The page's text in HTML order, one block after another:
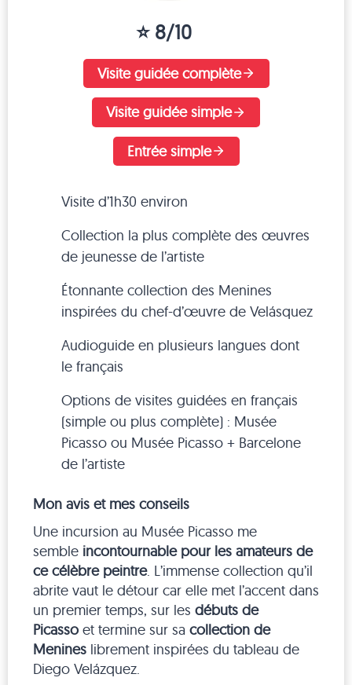
⭐ 8/10
Visite guidée complète
Visite guidée simple
Entrée simple
Visite d’1h30 environ
Collection la plus complète des œuvres
de jeunesse de l’artiste
Étonnante collection des Menines
inspirées du chef-d’œuvre de Velásquez
Audioguide en plusieurs langues dont
le français
Options de visites guidées en français
(simple ou plus complète) : Musée
Picasso ou Musée Picasso + Barcelone
de l’artiste
Mon avis et mes conseils
Une incursion au Musée Picasso me
semble incontournable pour les amateurs de
ce célèbre peintre. L’immense collection qu’il
abrite vaut le détour car elle met l’accent dans
un premier temps, sur les débuts de
Picassoet termine sur sa collection de
Menineslibrement inspirées du tableau de
Diego Velázquez.